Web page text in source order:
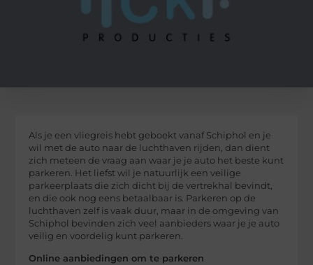
Als je een vliegreis hebt geboekt vanaf Schiphol en je
wil met de auto naar de luchthaven rijden, dan dient
zich meteen de vraag aan waar je je auto het beste kunt
parkeren. Het liefst wil je natuurlijk een veilige
parkeerplaats die zich dicht bij de vertrekhal bevindt,
en die ook nog eens betaalbaar is. Parkeren op de
luchthaven zelf is vaak duur, maar in de omgeving van
Schiphol bevinden zich veel aanbieders waar je je auto
veilig en voordelig kunt parkeren.
Online aanbiedingen om te parkeren